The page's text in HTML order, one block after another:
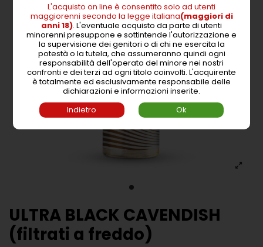
ULTRA BLACK CAVENDISH
(filtrati a freddo)
L'acquisto on line è consentito solo ad utenti
maggiorenni secondo la legge italiana(maggiori di
anni 18). L'eventuale acquisto da parte di utenti
minorenni presuppone e sottintende l'autorizzazione e
la supervisione dei genitori o di chi ne esercita la
potestà o la tutela, che assumeranno quindi ogni
responsabilità dell'operato del minore nei nostri
confronti e dei terzi ad ogni titolo coinvolti. L'acquirente
è totalmente ed esclusivamente responsabile delle
dichiarazioni e informazioni inserite.
Indietro
Ok